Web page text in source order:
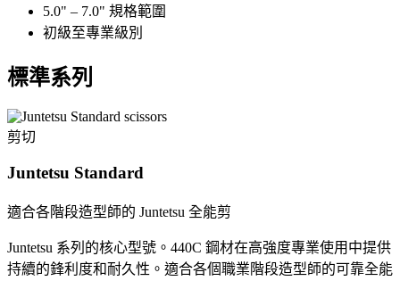
5.0" – 7.0" 規格範圍
初級至專業級別
標準系列
剪切
Juntetsu Standard
適合各階段造型師的 Juntetsu 全能剪
Juntetsu 系列的核心型號。440C 鋼材在高強度專業使用中提供
持續的鋒利度和耐久性。適合各個職業階段造型師的可靠全能